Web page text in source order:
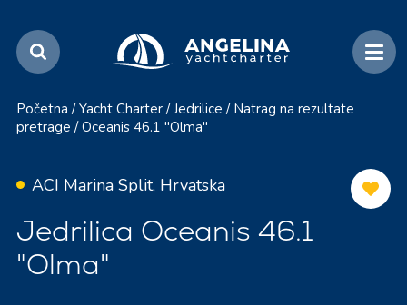
Početna / Yacht Charter / Jedrilice / Natrag na rezultate
pretrage / Oceanis 46.1 "Olma"
ACI Marina Split, Hrvatska
Jedrilica Oceanis 46.1
"Olma"